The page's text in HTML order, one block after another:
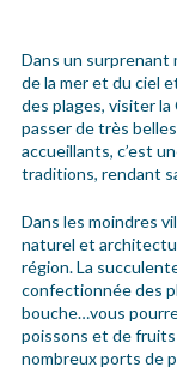
Dans un surprenant
de la mer et du ciel
des plages, visiter
passer de très
accueillants, c’est
traditions, rendant
Dans les moindres
naturel et
région. La
confectionnée des
bouche…vous
poissons et de
nombreux ports de